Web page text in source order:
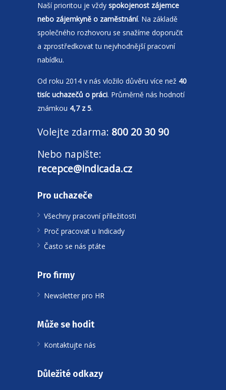
Naší prioritou je vždy spokojenost zájemce
nebo zájemkyně o zaměstnání. Na základě
společného rozhovoru se snažíme doporučit
a zprostředkovat tu nejvhodnější pracovní
nabídku.
Od roku 2014 v nás vložilo důvěru více než 40
tisíc uchazečů o práci. Průměrně nás hodnotí
známkou 4,7 z 5.
Volejte zdarma: 800 20 30 90
Nebo napište:
recepce@indicada.cz
Pro uchazeče
Všechny pracovní příležitosti
Proč pracovat u Indicady
Často se nás ptáte
Pro firmy
Newsletter pro HR
Může se hodit
Kontaktujte nás
Důležité odkazy